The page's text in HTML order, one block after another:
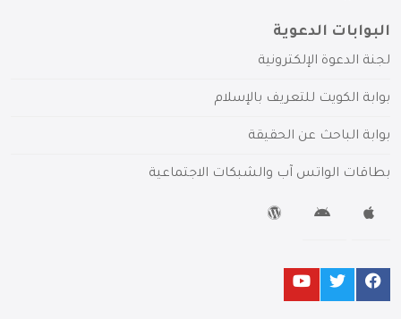
البوابات الدعوية
لجنة الدعوة الإلكترونية
بوابة الكويت للتعريف بالإسلام
بوابة الباحث عن الحقيقة
بطاقات الواتس آب والشبكات الاجتماعية